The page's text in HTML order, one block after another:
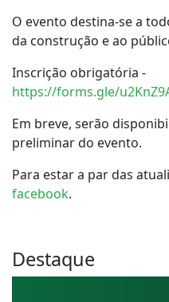
O evento destina-se a
da construção e ao
Inscrição obrigatória -
https://forms.gle/
Em breve, serão
preliminar do evento.
Para estar a par das
facebook.
Destaque